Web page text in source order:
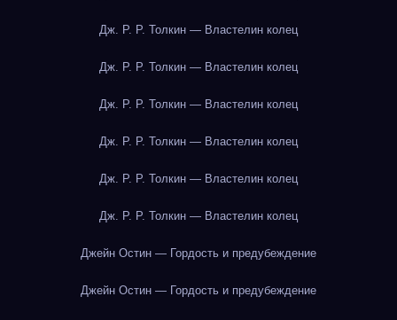
Дж. Р. Р. Толкин — Властелин колец
Дж. Р. Р. Толкин — Властелин колец
Дж. Р. Р. Толкин — Властелин колец
Дж. Р. Р. Толкин — Властелин колец
Дж. Р. Р. Толкин — Властелин колец
Дж. Р. Р. Толкин — Властелин колец
Джейн Остин — Гордость и предубеждение
Джейн Остин — Гордость и предубеждение